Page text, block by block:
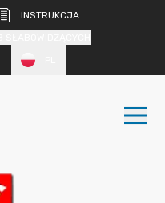
INSTRUKCJA